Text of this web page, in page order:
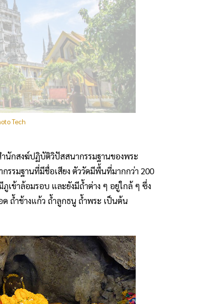
Tech
ำนักสงฆ์ปฏิบัติวิปัสสนากรรมฐานของพระ
รรมฐานที่มีชื่อเสียง ตัววัดมีพื้นที่มากกว่า 200
เข้าล้อมรอบ และยังมีถ้ำต่าง ๆ อยู่ใกล้ ๆ ซึ่ง
ถ้ำช้างแก้ว ถ้ำลูกธนู ถ้ำพระ เป็นต้น